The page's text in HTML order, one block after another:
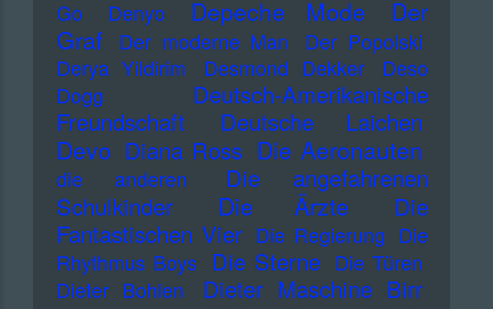
Go
Denyo Depeche Mode
Der
Graf
Der moderne Man
Der Popolski
Derya Yildirim
Desmond Dekker
Deso
Dogg
Deutsch-Amerikanische
Freundschaft
Deutsche Laichen
Devo Diana Ross Die Aeronauten
die anderen
Die angefahrenen
Schulkinder
Die Ärzte
Die
Fantastischen Vier Die Regierung Die
Rhythmus Boys Die Sterne Die Türen
Dieter Bohlen
Dieter Maschine Birr